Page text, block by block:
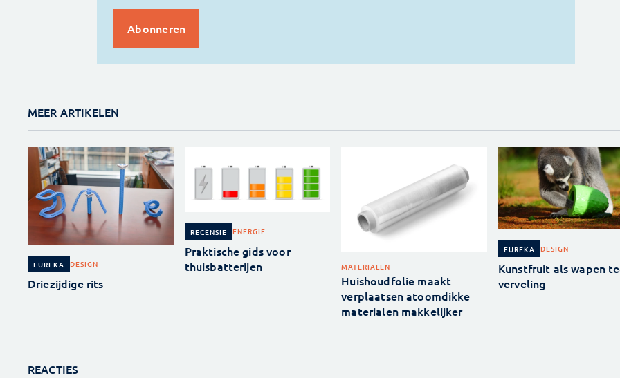
MEER ARTIKELEN
EUREKA DESIGN
Driezijdige rits
RECENSIE ENERGIE
Praktische gids voor
thuisbatterijen
MATERIALEN
Huishoudfolie maakt
verplaatsen atoomdikke
materialen makkelijker
EUREKA DESIGN
Kunstfruit als wapen
verveling
REACTIES